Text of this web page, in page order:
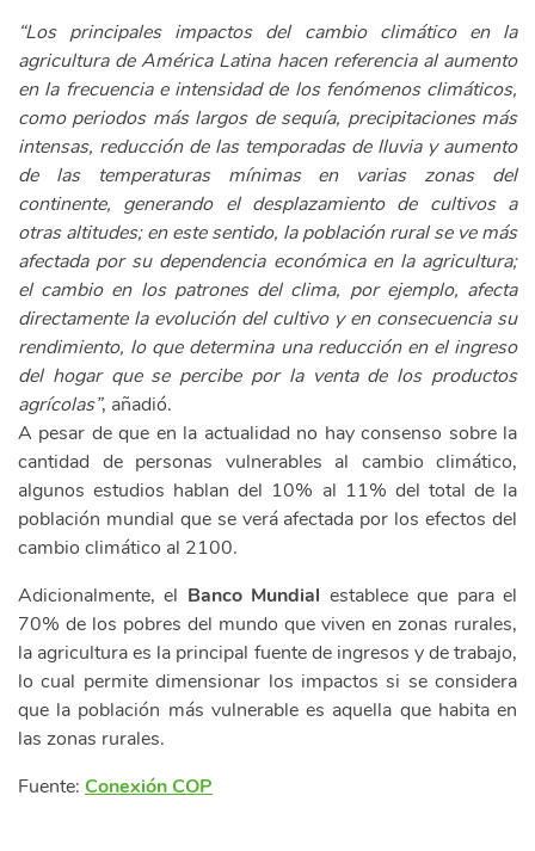
“Los principales impactos del cambio climático en la
agricultura de América Latina hacen referencia al aumento
en la frecuencia e intensidad de los fenómenos climáticos,
como periodos más largos de sequía, precipitaciones más
intensas, reducción de las temporadas de lluvia y aumento
de las temperaturas mínimas en varias zonas del
continente, generando el desplazamiento de cultivos a
otras altitudes; en este sentido, la población rural se ve más
afectada por su dependencia económica en la agricultura;
el cambio en los patrones del clima, por ejemplo, afecta
directamente la evolución del cultivo y en consecuencia su
rendimiento, lo que determina una reducción en el ingreso
del hogar que se percibe por la venta de los productos
agrícolas”, añadió.
A pesar de que en la actualidad no hay consenso sobre la
cantidad de personas vulnerables al cambio climático,
algunos estudios hablan del 10% al 11% del total de la
población mundial que se verá afectada por los efectos del
cambio climático al 2100.
Adicionalmente, el Banco Mundial establece que para el
70% de los pobres del mundo que viven en zonas rurales,
la agricultura es la principal fuente de ingresos y de trabajo,
lo cual permite dimensionar los impactos si se considera
que la población más vulnerable es aquella que habita en
las zonas rurales.
Fuente: Conexión COP